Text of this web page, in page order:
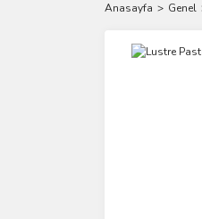
Anasayfa Genel